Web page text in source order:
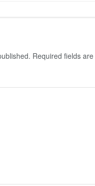
Required fields